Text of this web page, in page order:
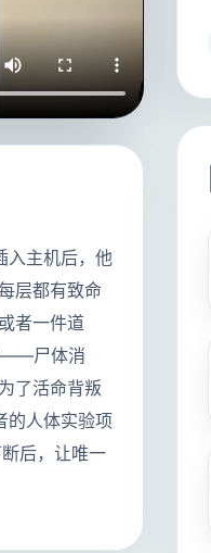
入主机后，他
层都有致命
者一件道
尸体消
了活命背叛
的人体实验项
后，让唯一